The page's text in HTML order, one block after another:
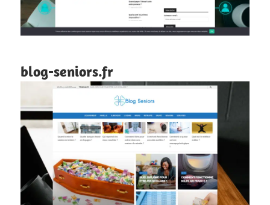
blog-seniors.fr